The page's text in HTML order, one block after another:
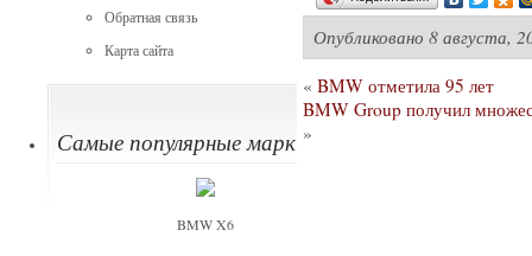
Обратная связь
Карта сайта
Самые популярные марки
BMW X6
Опубликовано 8 августа,
« BMW отметила 95 лет
BMW Group получил
»